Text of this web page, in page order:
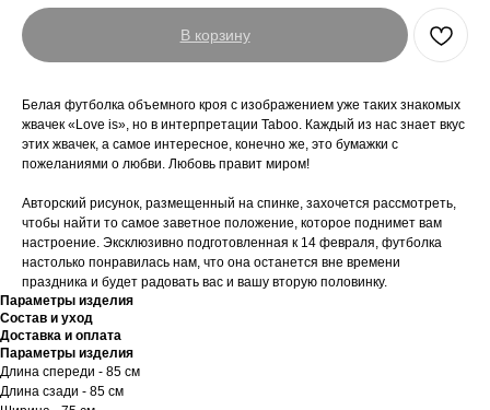
В корзину
Белая футболка объемного кроя с изображением уже таких знакомых
жвачек «Love is», но в интерпретации Taboo. Каждый из нас знает вкус
этих жвачек, а самое интересное, конечно же, это бумажки с
пожеланиями о любви. Любовь правит миром!
Авторский рисунок, размещенный на спинке, захочется рассмотреть,
чтобы найти то самое заветное положение, которое поднимет вам
настроение. Эксклюзивно подготовленная к 14 февраля, футболка
настолько понравилась нам, что она останется вне времени
праздника и будет радовать вас и вашу вторую половинку.
Параметры изделия
Состав и уход
Доставка и оплата
Параметры изделия
Длина спереди - 85 см
Длина сзади - 85 см